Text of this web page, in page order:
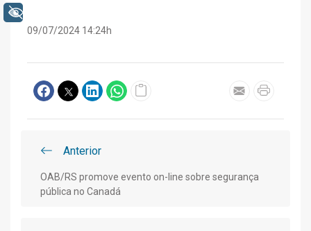
09/07/2024 14:24h
Anterior
OAB/RS promove evento on-line sobre segurança
pública no Canadá